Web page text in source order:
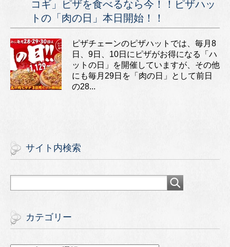
コギ」ピザを食べるなら今！！ピザハッ
トの「肉の日」本日開始！！
ピザチェーンのピザハットでは、毎月8
日、9日、10日にピザがお得になる「ハ
ットの日」を開催していますが、その他
にも毎月29日を「肉の日」として前日
の28...
サイト内検索
カテゴリー